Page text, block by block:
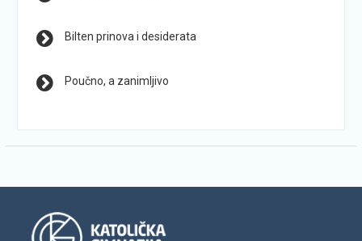
Bilten prinova i desiderata
Poučno, a zanimljivo